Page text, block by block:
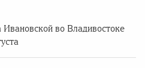
во Владивостоке